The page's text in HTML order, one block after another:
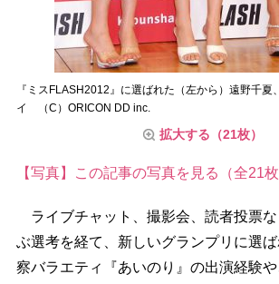
『ミスFLASH2012』に選ばれた（左から）遠野千夏
イ （C）ORICON DD inc.
拡大する（21枚）
【写真】この記事の写真を見る（全21枚
ライブチャット、撮影会、読者投票な
ぶ選考を経て、新しいグランプリに選
察バラエティ『あいのり』の出演経験